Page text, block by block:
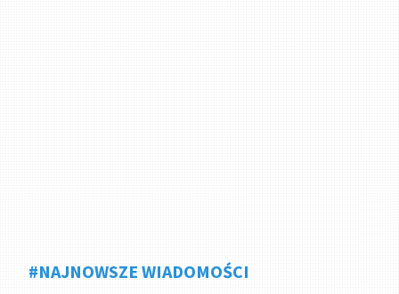
#NAJNOWSZE WIADOMOŚCI